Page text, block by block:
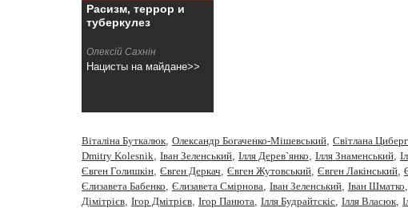
Расизм, террор и
туберкулез
Олексiй Сахнiн
Нацисты на майдане>>
Віталіна Буткалюк, Олександр Богаченко-Мішевський, Cвiтлана
Dmitry Kolesnik, Iван Зеленський, Iлля Дерев`янко, Iлля Знаменський,
Євген Голишкін, Євген Деркач, Євген Жутовський, Євген Лакінський,
Єлизавета Бабенко, Єлизавета Смірнова, Іван Зеленський, Іван Шматко,
Дімітрієв, Ігор Дмітрієв, Ігор Панюта, Ілля Будрайтскіс, Ілля Власюк,